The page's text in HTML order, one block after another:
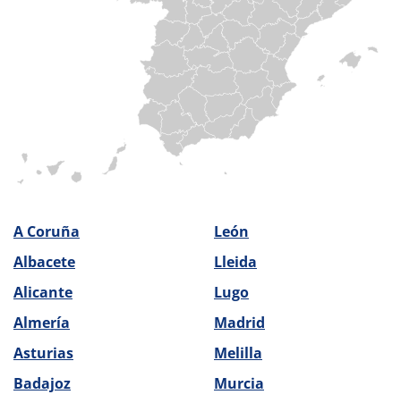
A Coruña
Albacete
Alicante
Almería
Asturias
Badajoz
León
Lleida
Lugo
Madrid
Melilla
Murcia